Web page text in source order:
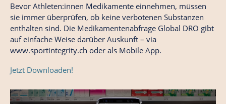
Bevor Athleten:innen Medikamente einnehmen, müssen
sie immer überprüfen, ob keine verbotenen Substanzen
enthalten sind. Die Medikamentenabfrage Global DRO gibt
auf einfache Weise darüber Auskunft – via
www.sportintegrity.ch oder als Mobile App.
Jetzt Downloaden!